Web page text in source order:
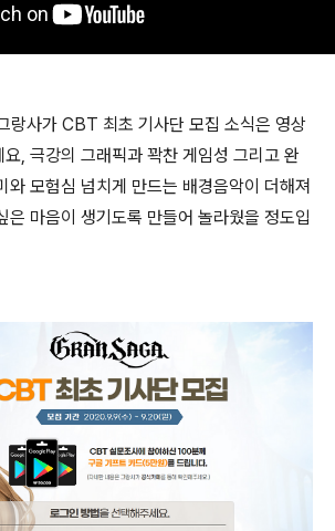
랑사가 CBT 최초 기사단 모집 소식은 영상
, 극강의 그래픽과 꽉찬 게임성 그리고 완
와 모험심 넘치게 만드는 배경음악이 더해져
은 마음이 생기도록 만들어 놀라웠을 정도입